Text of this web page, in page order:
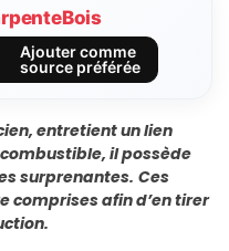
Ajouter comme
source préférée
entretient un lien
il possède
surprenantes. Ces
comprises afin d’en tirer